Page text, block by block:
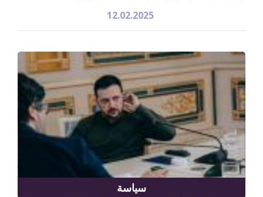
12.02.2025
سياسة